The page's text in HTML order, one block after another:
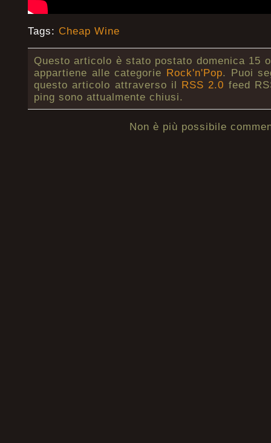
Tags: Cheap Wine
Questo articolo è stato postato domenica 15
appartiene alle categorie Rock'n'Pop. Puoi
questo articolo attraverso il RSS 2.0 feed
ping sono attualmente chiusi.
Non è più possibile